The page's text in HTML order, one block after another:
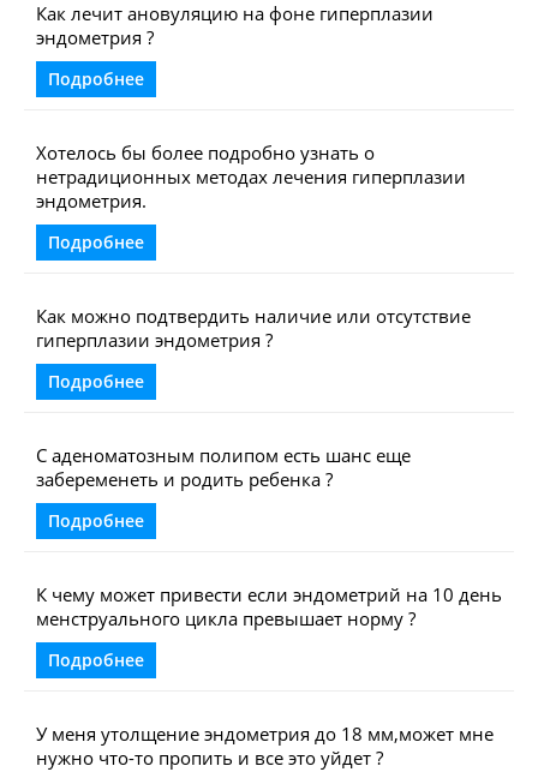
Как лечит ановуляцию на фоне гиперплазии
эндометрия ?
Подробнее
Хотелось бы более подробно узнать о
нетрадиционных методах лечения гиперплазии
эндометрия.
Подробнее
Как можно подтвердить наличие или отсутствие
гиперплазии эндометрия ?
Подробнее
С аденоматозным полипом есть шанс еще
забеременеть и родить ребенка ?
Подробнее
К чему может привести если эндометрий на 10 день
менструального цикла превышает норму ?
Подробнее
У меня утолщение эндометрия до 18 мм,может мне
нужно что-то пропить и все это уйдет ?